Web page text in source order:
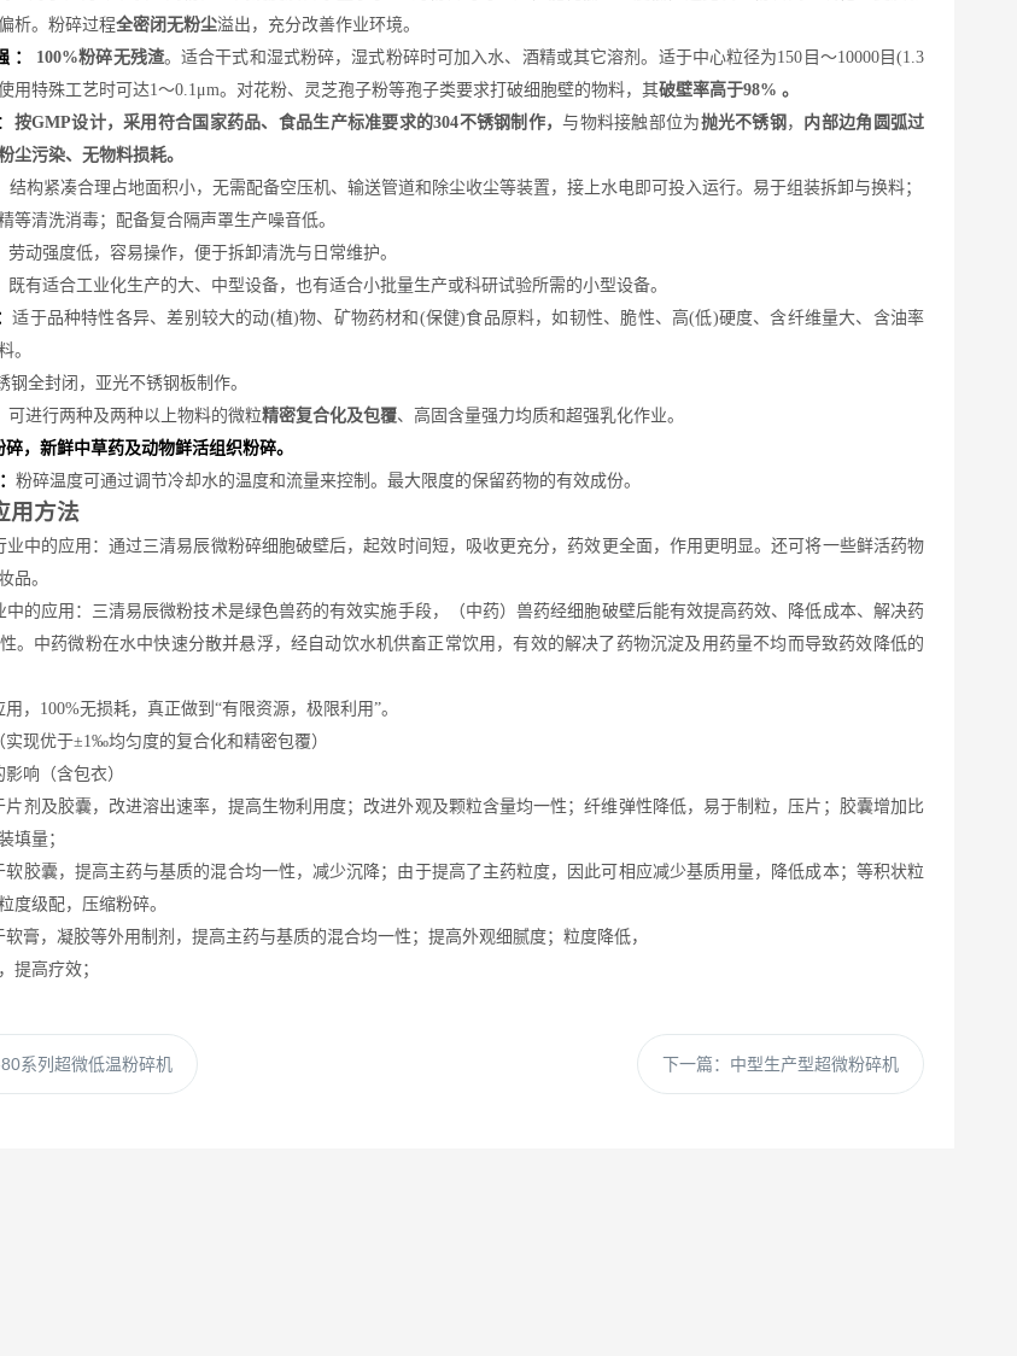
析。 粉碎过程全密闭无粉尘溢出，充分改善作业环境。
： 100%粉碎无残渣。适合干式和湿式粉碎，湿式粉碎时可加入水、酒精或其它溶剂。适于中心粒径为150目～10000目(1.3
用特殊工艺时可达1～0.1μm。 对花粉、灵芝孢子粉等孢子类要求打破细胞壁的物料，其破壁率高于98% 。
按GMP设计，采用符合国家药品、食品生产标准要求的304不锈钢制作，与物料接触部位为抛光不锈钢 ， 内部边角圆弧过
尘污染、无物料损耗。
结构紧凑合理占地面积小，无需配备空压机、输送管道和除尘收尘等装置，接上水电即可投入运行。 易于组装拆卸与换料；
等清洗消毒；配备复合隔声罩生产噪音低。
劳动强度低，容易操作，便于拆卸清洗与日常维护。
既有适合工业化生产的大、中型设备，也有适合小批量生产或科研试验所需的小型设备。
适于品种特性各异、差别较大的动(植)物、矿物药材和(保健)食品原料，如韧性、脆性、高(低)硬度、含纤维量大、含油率
。
钢全封闭，亚光不锈钢板制作。
可进行两种及两种以上物料的微粒精密复合化及包覆、高固含量强力均质和超强乳化作业。
，新鲜中草药及动物鲜活组织粉碎。
： 粉碎温度可通过调节冷却水的温度和流量来控制。最大限度的保留药物的有效成份。
用方法
业中的应用：通过三清易辰微粉碎细胞破壁后，起效时间短，吸收更充分，药效更全面，作用更明显。还可将一些鲜活药物
品。
中的应用：三清易辰微粉技术是绿色兽药的有效实施手段，（中药）兽药经细胞破壁后能有效提高药效、降低成本、解决药
。中药微粉在水中快速分散并悬浮，经自动饮水机供畜正常饮用，有效的解决了药物沉淀及用药量不均而导致药效降低的
，100%无损耗，真正做到“有限资源，极限利用”。
实现优于±1‰均匀度的复合化和精密包覆）
响（含包衣）
片剂及胶囊，改进溶出速率，提高生物利用度；改进外观及颗粒含量均一性；纤维弹性降低，易于制粒，压片；胶囊增加比
填量；
软胶囊，提高主药与基质的混合均一性，减少沉降；由于提高了主药粒度，因此可相应减少基质用量，降低成本；等积状粒
度级配，压缩粉碎。
软膏，凝胶等外用制剂，提高主药与基质的混合均一性；提高外观细腻度；粒度降低，
提高疗效；
系列超微低温粉碎机 下一篇： 中型生产型超微粉碎机